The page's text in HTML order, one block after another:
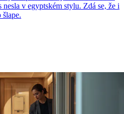
nesla v egyptském stylu. Zdá se, že i